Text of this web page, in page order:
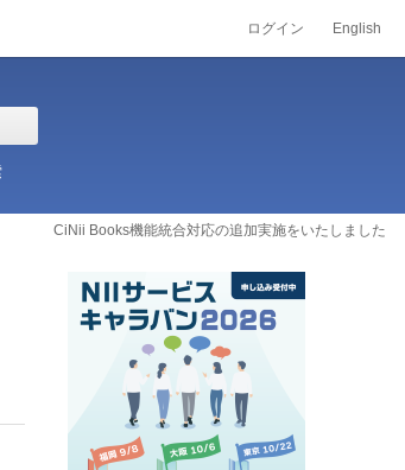
ログイン English
CiNii Books機能統合対応の追加実施をいたしました